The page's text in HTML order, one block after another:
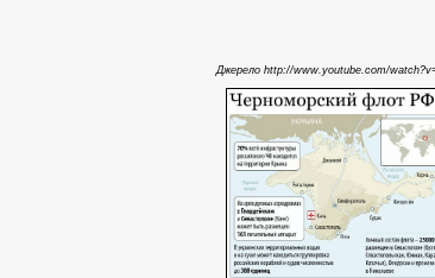
Джерело http://www.youtube.com/